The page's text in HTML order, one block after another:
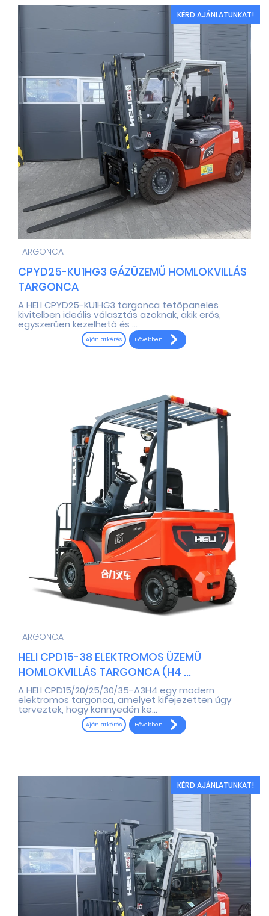
KÉRD AJÁNLATUNKAT!
TARGONCA
CPYD25-KU1HG3 GÁZÜZEMŰ HOMLOKVILLÁS
TARGONCA
A HELI CPYD25-KU1HG3 targonca tetőpaneles
kivitelben ideális választás azoknak, akik erős,
egyszerűen kezelhető és ...
Ajánlatkérés Bővebben
TARGONCA
HELI CPD15-38 ELEKTROMOS ÜZEMŰ
HOMLOKVILLÁS TARGONCA (H4 ...
A HELI CPD15/20/25/30/35-A3H4 egy modern
elektromos targonca, amelyet kifejezetten úgy
terveztek, hogy könnyedén ke...
Ajánlatkérés Bővebben
KÉRD AJÁNLATUNKAT!